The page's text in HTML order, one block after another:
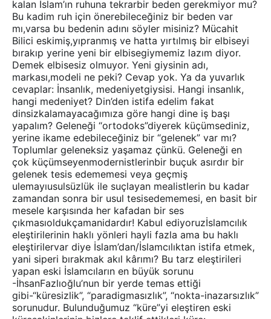
kalan İslam’ın ruhuna tekrarbir beden gerekmiyor mu?
Bu kadim ruh için önerebileceğiniz bir beden var
mı,varsa bu bedenin adını söyler misiniz? Mücahit
Bilici eskimiş,yıpranmış ve hatta yırtılmış bir elbiseyi
bırakıp yerine yeni bir elbisegiymemiz lazım diyor.
Demek elbisesiz olmuyor. Yeni giysinin adı,
markası,modeli ne peki? Cevap yok. Ya da yuvarlık
cevaplar: İnsanlık, medeniyetgiysisi. Hangi insanlık,
hangi medeniyet? Din’den istifa edelim fakat
dinsizkalamayacağımıza göre hangi dine iş başı
yapalım? Geleneği “ortodoks”diyerek küçümsediniz,
yerine ikame edebileceğiniz bir “gelenek” var mı?
Toplumlar geleneksiz yaşamaz çünkü. Geleneği en
çok küçümseyenmodernistlerinbir buçuk asırdır bir
gelenek tesis edememesi veya geçmiş
ulemayıusulsüzlük ile suçlayan mealistlerin bu kadar
zamandan sonra bir usul tesisedememesi, en basit bir
mesele karşısında her kafadan bir ses
çıkmasıoldukçamanidardır! Kabul ediyoruzİslamcılık
eleştirilerinin haklı yönleri hayli fazla ama bu haklı
eleştirilervar diye İslam’dan/İslamcılıktan istifa etmek,
yani siperi bırakmak akıl kârımı? Bu tarz eleştirileri
yapan eski İslamcıların en büyük sorunu
-İhsanFazlıoğlu’nun bir yerde temas ettiği
gibi-“küresizlik”, “paradigmasızlık”, “nokta-inazarsızlık”
sorunudur. Bulunduğumuz “küre”yi eleştiren eski